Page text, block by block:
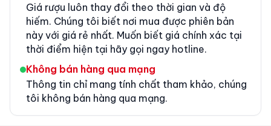
Giá rượu luôn thay đổi theo thời gian và độ
hiếm. Chúng tôi biết nơi mua được phiên bản
này với giá rẻ nhất. Muốn biết giá chính xác tại
thời điểm hiện tại hãy gọi ngay hotline.
Không bán hàng qua mạng
Thông tin chỉ mang tính chất tham khảo, chúng
tôi không bán hàng qua mạng.